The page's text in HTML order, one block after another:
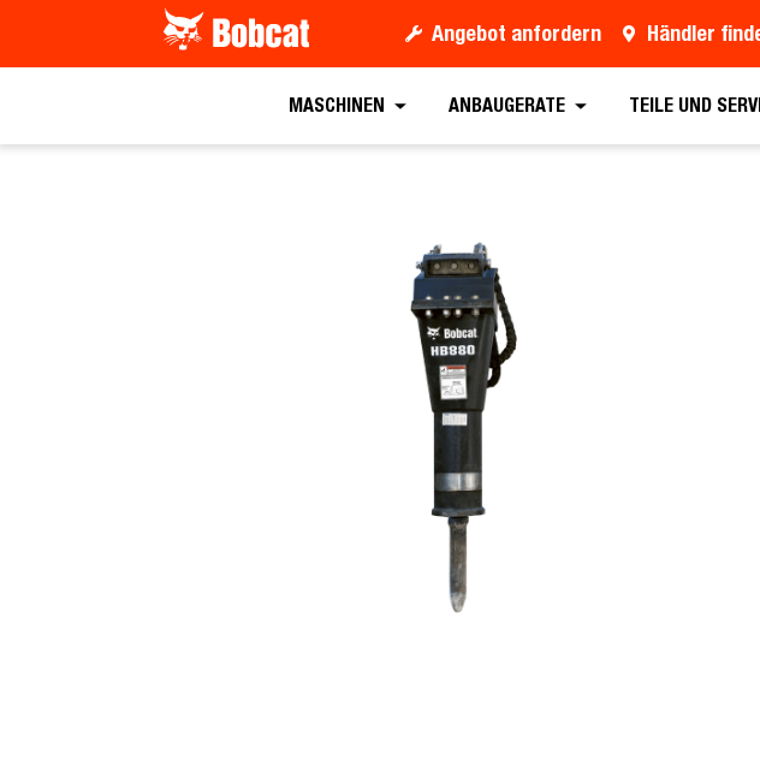
Angebot anfordern Händler
MASCHINEN ANBAUGERATE TEILE UND
Angebot anfordern Händler finden